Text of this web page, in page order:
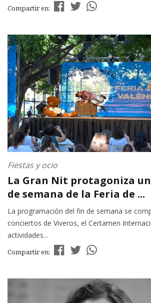
Compartir en:
Fiestas y ocio
La Gran Nit protagoniza
de semana de la Feria de ...
La programación del fin de semana se
conciertos de Viveros, el Certamen
actividades...
Compartir en: